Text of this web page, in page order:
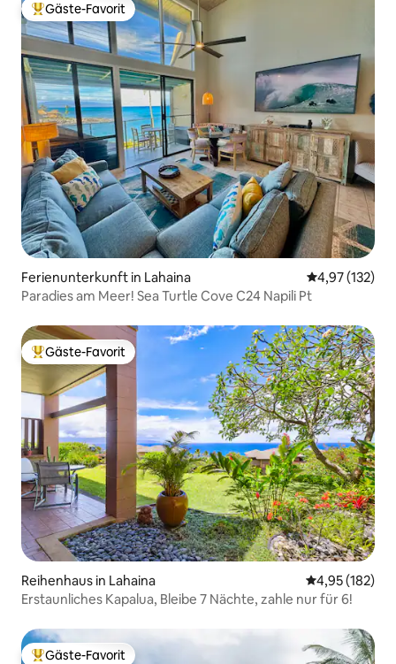
Beliebter Gäste-Favorit.
Gäste-Favorit
Ferienunterkunft in Lahaina
4,97 (132)
Paradies am Meer! Sea Turtle Cove C24 Napili Pt
Beliebter Gäste-Favorit.
Gäste-Favorit
Reihenhaus in Lahaina
4,95 (182)
Erstaunliches Kapalua, Bleibe 7 Nächte, zahle nur für 6!
Gäste-Favorit